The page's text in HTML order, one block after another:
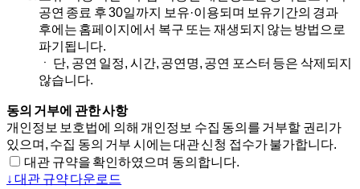
공연 종료 후 30일까지 보유·이용되며 보유기간의 경과
후에는 홈페이지에서 복구 또는 재생되지 않는 방법으로
파기됩니다.
ㆍ 단, 공연 일정, 시간, 공연명, 공연 포스터 등은 삭제되지
않습니다.
동의 거부에 관한 사항
개인정보 보호법에 의해 개인정보 수집 동의를 거부할 권리가
있으며, 수집 동의 거부 시에는 대관 신청 접수가 불가합니다.
대관 규약을 확인하였으며 동의합니다.
↓ 대관 규약 다운로드